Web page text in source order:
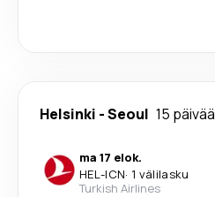
Helsinki -Seoul 15 päivää
ma 17 elok.
HEL-ICN· 1 välilasku
Turkish Airlines